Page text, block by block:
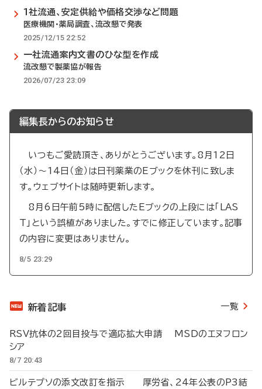
1社流通、安定供給や価格交渉など問題
医療機関・薬局調査、流改懇で発表
2025/12/15 22:52
一社流通案内文書のひな型を作成
流改懇で製薬協が報告
2026/07/23 23:09
編集長からのお知らせ
いつもご愛読頂き、ありがとうございます。8月12日
（水）～14日（金）は日刊薬業のEブックを休刊に致しま
す。ウェブサイトは随時更新します。
8月6日午前5時に配信したEブックの上段には「LAS
T」という誤植がありました。すでに修正しています。記事
の内容に変更はありません。
8/5 23:29
新着記事 一覧
RSV抗体の2回目投与で適応拡大申請 MSDのエヌフロン
シア
8/7 20:43
ビルテプソの添文改訂を指示 厚労省、24年公表のP3結